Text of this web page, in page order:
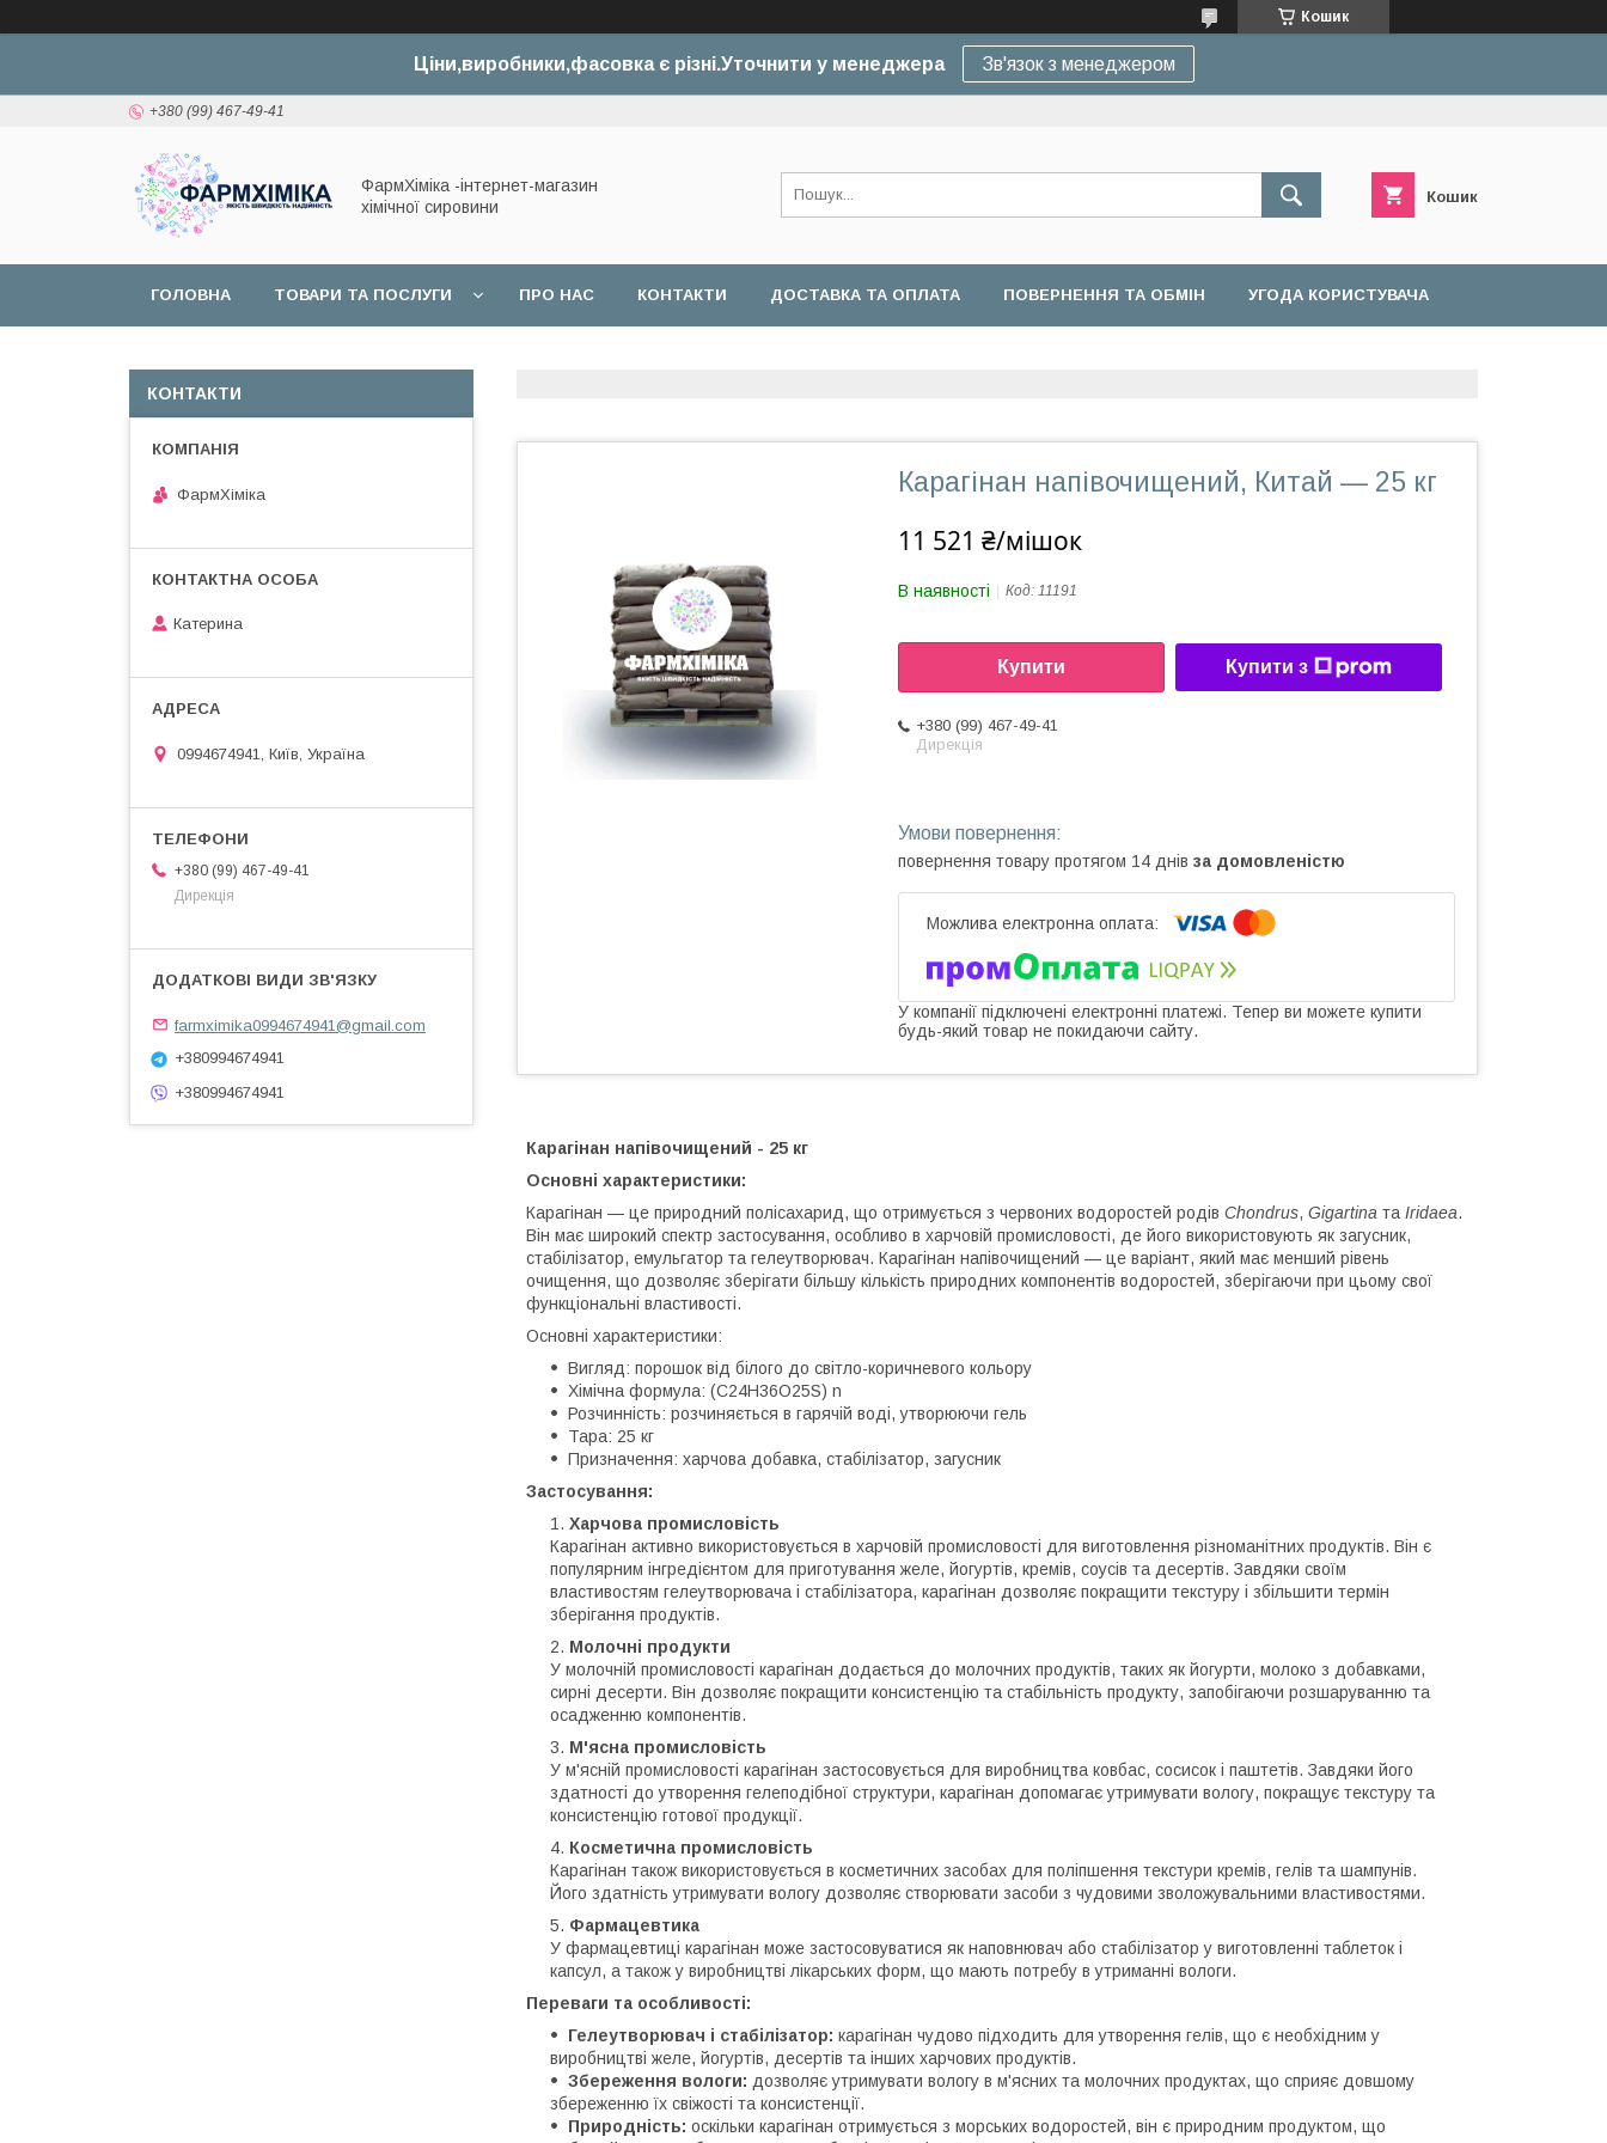
Кошик
Ціни,виробники,фасовка є різні.Уточнити у менеджера Зв'язок з менеджером
+380 (99) 467-49-41
ФармХіміка -інтернет-магазин
хімічної сировини
Кошик
ГОЛОВНА ТОВАРИ ТА ПОСЛУГИ ПРО НАС КОНТАКТИ ДОСТАВКА ТА ОПЛАТА ПОВЕРНЕННЯ ТА ОБМІН УГОДА КОРИСТУВАЧА
Карагінан напівочищений, Китай — 25 кг
11 521 ₴/мішок
В наявності Код: 11191
Купити Купити з
+380 (99) 467-49-41
Дирекція
повернення товару протягом 14 днів за домовленістю
У компанії підключені електронні платежі. Тепер ви можете купити
будь-який товар не покидаючи сайту.
Карагінан напівочищений - 25 кг
Основні характеристики:
Карагінан — це природний полісахарид, що отримується з червоних водоростей родів Chondrus, Gigartina та Iridaea.
Він має широкий спектр застосування, особливо в харчовій промисловості, де його використовують як загусник,
стабілізатор, емульгатор та гелеутворювач. Карагінан напівочищений — це варіант, який має менший рівень
очищення, що дозволяє зберігати більшу кількість природних компонентів водоростей, зберігаючи при цьому свої
функціональні властивості.
Основні характеристики:
Вигляд: порошок від білого до світло-коричневого кольору
Хімічна формула: (C24H36O25S) n
Розчинність: розчиняється в гарячій воді, утворюючи гель
Тара: 25 кг
Призначення: харчова добавка, стабілізатор, загусник
Застосування:
Харчова промисловість
Карагінан активно використовується в харчовій промисловості для виготовлення різноманітних продуктів. Він є
популярним інгредієнтом для приготування желе, йогуртів, кремів, соусів та десертів. Завдяки своїм
властивостям гелеутворювача і стабілізатора, карагінан дозволяє покращити текстуру і збільшити термін
зберігання продуктів.
Молочні продукти
У молочній промисловості карагінан додається до молочних продуктів, таких як йогурти, молоко з добавками,
сирні десерти. Він дозволяє покращити консистенцію та стабільність продукту, запобігаючи розшаруванню та
осадженню компонентів.
М'ясна промисловість
У м'ясній промисловості карагінан застосовується для виробництва ковбас, сосисок і паштетів. Завдяки його
здатності до утворення гелеподібної структури, карагінан допомагає утримувати вологу, покращує текстуру та
консистенцію готової продукції.
Косметична промисловість
Карагінан також використовується в косметичних засобах для поліпшення текстури кремів, гелів та шампунів.
Його здатність утримувати вологу дозволяє створювати засоби з чудовими зволожувальними властивостями.
Фармацевтика
У фармацевтиці карагінан може застосовуватися як наповнювач або стабілізатор у виготовленні таблеток і
капсул, а також у виробництві лікарських форм, що мають потребу в утриманні вологи.
Переваги та особливості:
Гелеутворювач і стабілізатор: карагінан чудово підходить для утворення гелів, що є необхідним у
виробництві желе, йогуртів, десертів та інших харчових продуктів.
Збереження вологи: дозволяє утримувати вологу в м'ясних та молочних продуктах, що сприяє довшому
збереженню їх свіжості та консистенції.
Природність: оскільки карагінан отримується з морських водоростей, він є природним продуктом, що
КОНТАКТИ
ФармХіміка
Катерина
0994674941, Київ, Україна
+380 (99) 467-49-41
Дирекція
farmximika0994674941@gmail.com
+380994674941
+380994674941